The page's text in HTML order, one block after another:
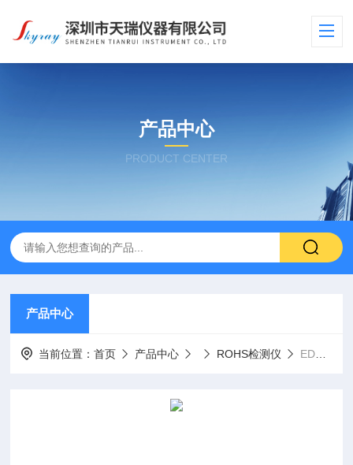
产品中心
PRODUCT CENTER
产品中心
当前位置：首页 产品中心 ROHS检测仪 EDX1800B天瑞仪器ROHS六项光谱仪